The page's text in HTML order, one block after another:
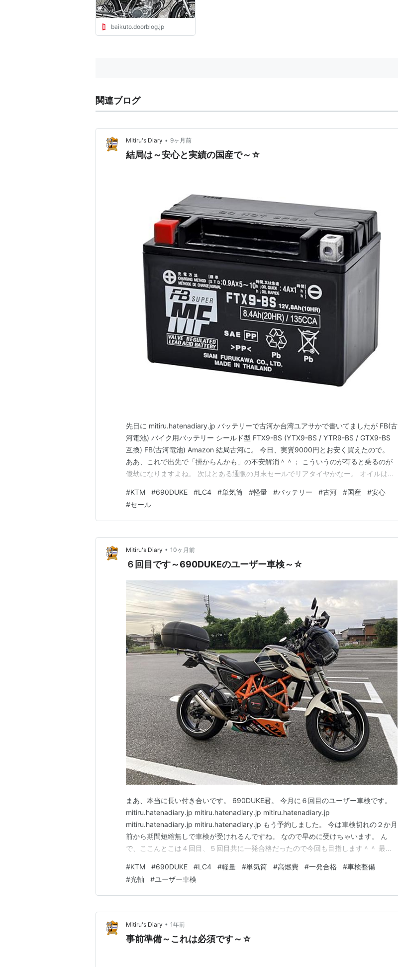
baikuto.doorblog.jp
関連ブログ
Mitiru's Diary • 9ヶ月前
結局は～安心と実績の国産で～☆
先日に mitiru.hatenadiary.jp バッテリーで古河か台湾ユアサかで書いてましたが FB(古
河電池) バイク用バッテリー シールド型 FTX9-BS (YTX9-BS / YTR9-BS / GTX9-BS
互換) FB(古河電池) Amazon 結局古河に。 今日、実質9000円とお安く買えたので。
ああ、これで出先で「掛からんかも」の不安解消＾＾； こういうのが有ると乗るのが
億劫になりますよね。 次はとある通販の月末セールでリアタイヤかなー。 オイルは次
#KTM #690DUKE #LC4 #単気筒 #軽量 #バッテリー #古河 #国産 #安心
#セール
Mitiru's Diary • 10ヶ月前
６回目です～690DUKEのユーザー車検～☆
まあ、本当に長い付き合いです。 690DUKE君。 今月に６回目のユーザー車検です。
mitiru.hatenadiary.jp mitiru.hatenadiary.jp mitiru.hatenadiary.jp
mitiru.hatenadiary.jp mitiru.hatenadiary.jp もう予約しました。 今は車検切れの２か月
前から期間短縮無しで車検が受けれるんですね。 なので早めに受けちゃいます。 ん
で、ここんとこは４回目、５回目共に一発合格だったので今回も目指します＾＾ 最近
#KTM #690DUKE #LC4 #軽量 #単気筒 #高燃費 #一発合格 #車検整備
#光軸 #ユーザー車検
Mitiru's Diary • 1年前
事前準備～これは必須です～☆